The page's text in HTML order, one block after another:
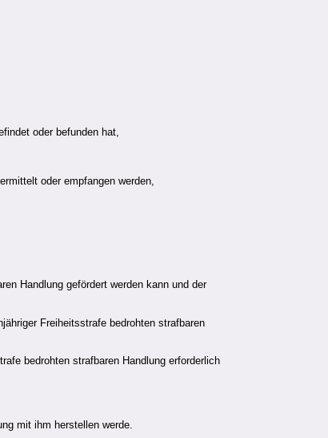
oder befunden hat,
oder empfangen werden,
Handlung gefördert werden kann und der
Freiheitsstrafe bedrohten strafbaren
bedrohten strafbaren Handlung erforderlich
mit ihm herstellen werde.